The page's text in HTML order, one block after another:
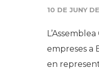
10 DE JUNY
empreses a
en